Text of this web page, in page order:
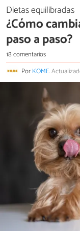
Dietas equilibradas
¿Cómo
paso a paso?
18 comentarios
PorKOME.